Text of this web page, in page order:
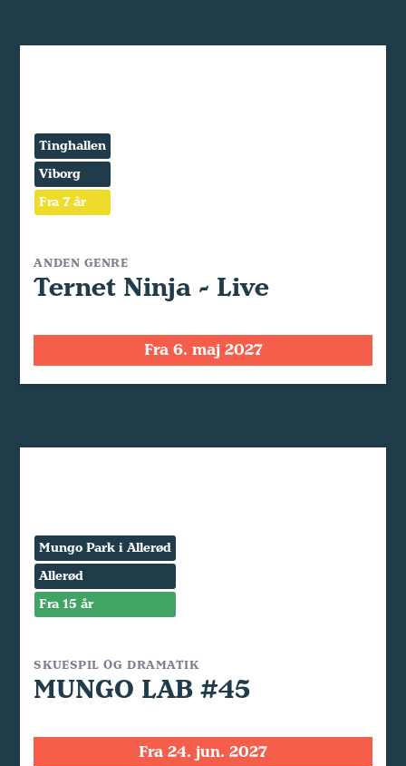
Tinghallen
Viborg
Fra 7 år
ANDEN GENRE
Ternet Ninja - Live
Fra 6. maj 2027
Mungo Park i Allerød
Allerød
Fra 15 år
SKUESPIL OG DRAMATIK
MUNGO LAB #45
Fra 24. jun. 2027